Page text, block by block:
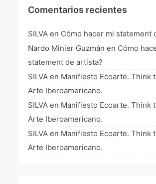
Comentarios recientes
SILVA en Cómo hacer mi statement
Nardo Minier Guzmán en Cómo
statement de artista?
SILVA en Manifiesto Ecoarte. Think
Arte Iberoamericano.
SILVA en Manifiesto Ecoarte. Think
Arte Iberoamericano.
SILVA en Manifiesto Ecoarte. Think
Arte Iberoamericano.